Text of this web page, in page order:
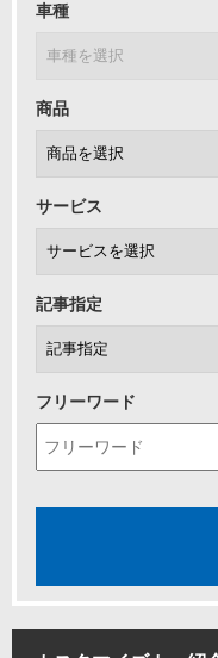
車種
商品
サービス
記事指定
フリーワード